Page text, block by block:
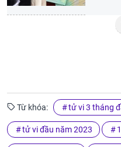
Từ khóa: tử vi 3 tháng
tử vi đầu năm 2023